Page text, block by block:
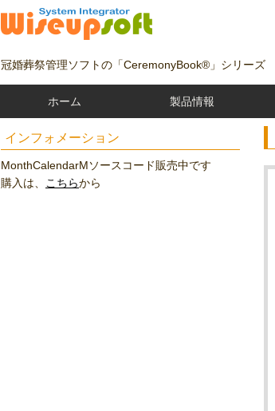
冠婚葬祭管理ソフトの「CeremonyBook®」シリーズ
ホーム 製品情報
インフォメーション
MonthCalendarMソースコード販売中です
購入は、
こちらから